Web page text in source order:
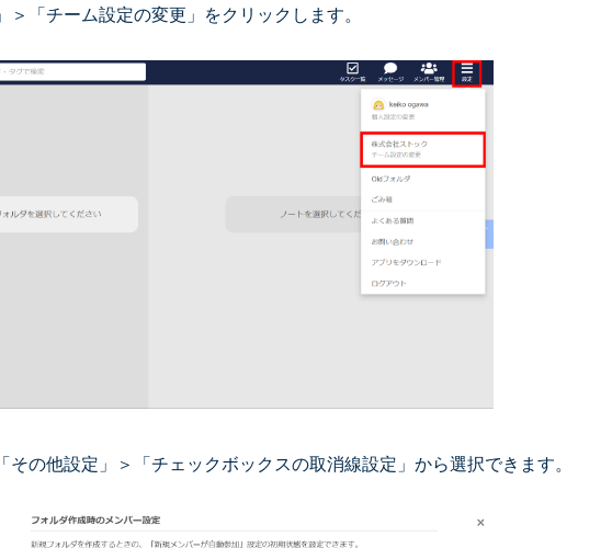
「チーム設定の変更」をクリックします。
の他設定」＞「チェックボックスの取消線設定」から選択できます。